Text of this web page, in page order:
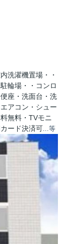
洗濯機置場・・
輪場・・コンロ
座・洗面台・洗
アコン・シュー
無料・TVモニ
ード決済可 ...等